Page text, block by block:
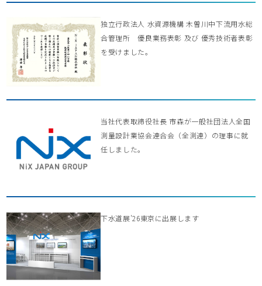
独立行政法人 水資源機構 木曽川中下流用水総
合管理所 優良業務表彰 及び 優秀技術者表彰
を受けました。
当社代表取締役社長 市森が一般社団法人全国
測量設計業協会連合会（全測連）の理事に就
任しました。
下水道展’26東京に出展します